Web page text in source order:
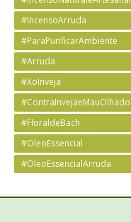
#IncensoArruda
#ParaPurificarAmbiente
#Arruda
#XoInveja
#ContraInvejaeMauOlhado
#FloraldeBach
#OleoEssencial
#OleoEssencialArruda